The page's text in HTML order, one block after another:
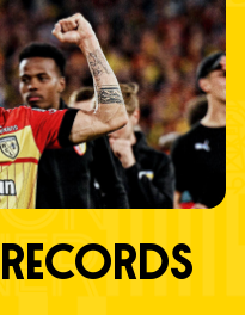
records